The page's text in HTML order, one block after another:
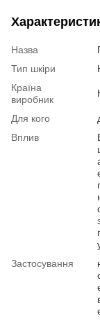
Назва
Тип шкіри
Країна
виробник
Для кого
Вплив
Застосування